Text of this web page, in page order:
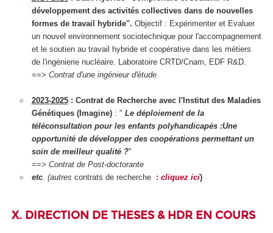
développement des activités collectives dans de nouvelles
formes de travail hybride". Objectif : Expérimenter et Evaluer
un nouvel environnement sociotechnique pour l'accompagnement
et le soutien au travail hybride et coopérative dans les métiers
de l'ingénierie nucléaire. Laboratoire CRTD/Cnam, EDF R&D.
==> Contrat d'une ingénieur d'étude
2023-2025: Contrat de Recherche avec l'Institut des Maladies
Génétiques (Imagine): " Le déploiement de la
téléconsultation pour les enfants polyhandicapés :Une
opportunité de développer des coopérations permettant un
soin de meilleur qualité ?"
==> Contrat de Post-doctorante
etc. (autres contrats de recherche : cliquez ici)
X. DIRECTION DE THESES & HDR EN COURS